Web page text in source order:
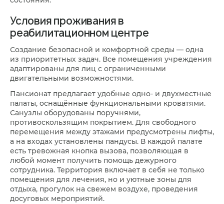
Условия проживания в
реабилитационном центре
Создание безопасной и комфортной среды — одна
из приоритетных задач. Все помещения учреждения
адаптированы для лиц с ограниченными
двигательными возможностями.
Пансионат предлагает удобные одно- и двухместные
палаты, оснащённые функциональными кроватями.
Санузлы оборудованы поручнями,
противоскользящим покрытием. Для свободного
перемещения между этажами предусмотрены лифты,
а на входах установлены пандусы. В каждой палате
есть тревожная кнопка вызова, позволяющая в
любой момент получить помощь дежурного
сотрудника. Территория включает в себя не только
помещения для лечения, но и уютные зоны для
отдыха, прогулок на свежем воздухе, проведения
досуговых мероприятий.